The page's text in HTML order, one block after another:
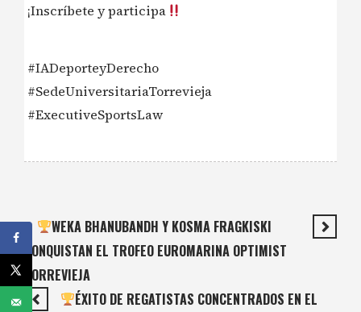
¡Inscríbete y participa
#IADeporteyDerecho
#SedeUniversitariaTorrevieja
#ExecutiveSportsLaw
WEKA BHANUBANDH Y KOSMA FRAGKISKI
CONQUISTAN EL TROFEO EUROMARINA OPTIMIST
TORREVIEJA
ÉXITO DE REGATISTAS CONCENTRADOS EN EL